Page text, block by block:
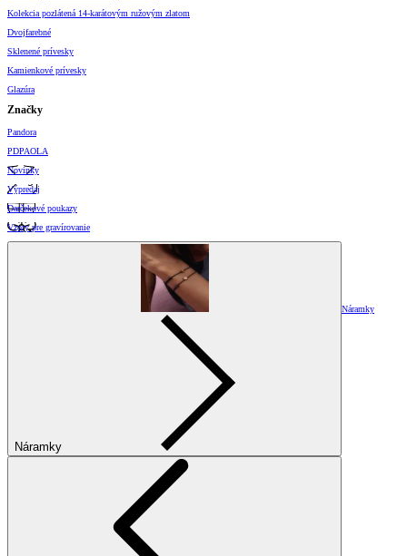
Kolekcia pozlátená 14-karátovým ružovým zlatom
Dvojfarebné
Sklenené prívesky
Kamienkové prívesky
Glazúra
Značky
Pandora
PDPAOLA
Novinky
Výpredaj
Darčekové poukazy
Vzory pre gravírovanie
Náramky
Náramky